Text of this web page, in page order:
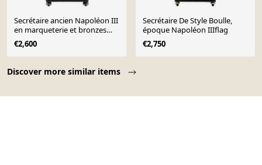
Discover more similar items
Secrétaire ancien Napoléon III
en marqueterie et bronzes
dorés, XIXe siècle
€2,600
Secrétaire De Style Boulle,
époque Napoléon IIIflag
€2,750